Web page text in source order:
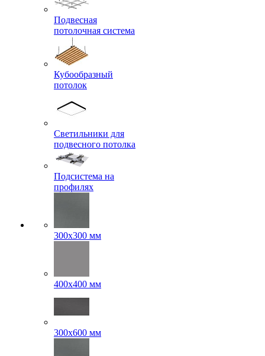
Подвесная
потолочная система
Кубообразный
потолок
Светильники для
подвесного потолка
Подсистема на
профилях
300x300 мм
400х400 мм
300x600 мм